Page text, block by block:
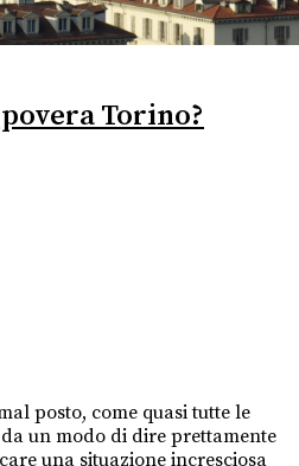
Torino?
posto, come quasi tutte le
un modo di dire prettamente
una situazione incresciosa